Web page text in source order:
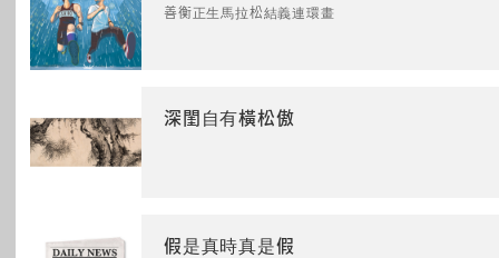
善衡正生馬拉松結義連環畫
深閨自有橫松傲
假是真時真是假